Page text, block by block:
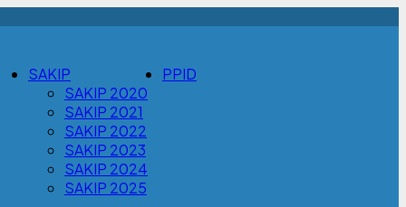
SAKIP
SAKIP 2020
SAKIP 2021
SAKIP 2022
SAKIP 2023
SAKIP 2024
SAKIP 2025
PPID